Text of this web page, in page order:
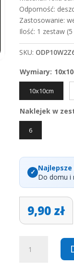
Odporność:
Zastosowanie:
Ilość: 1 zestaw
SKU:
Wymiary:
10x10cm
Naklejek w
6
Najlepsze
Do domu i
9,90 zł
Zestaw